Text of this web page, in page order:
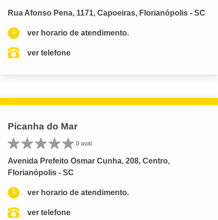
Rua Afonso Pena, 1171, Capoeiras, Florianópolis - SC
ver horario de atendimento.
ver telefone
Picanha do Mar
0 aval.
Avenida Prefeito Osmar Cunha, 208, Centro,
Florianópolis - SC
ver horario de atendimento.
ver telefone